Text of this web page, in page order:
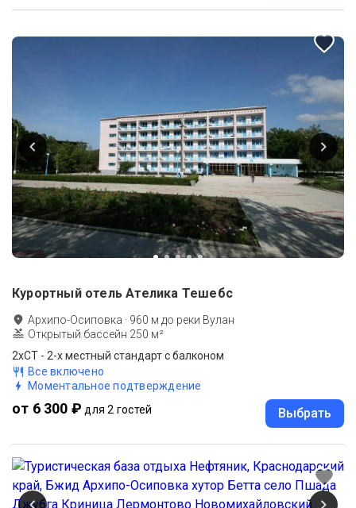
Курортный отель Ателика Тешебс
Архипо-Осиповка · 960 м до реки Вулан
Открытый бассейн 250 м²
2хСТ - 2-х местный стандарт с балконом
Все включено
Моментальное подтверждение
от 6 300 ₽ для 2 гостей Выбрать